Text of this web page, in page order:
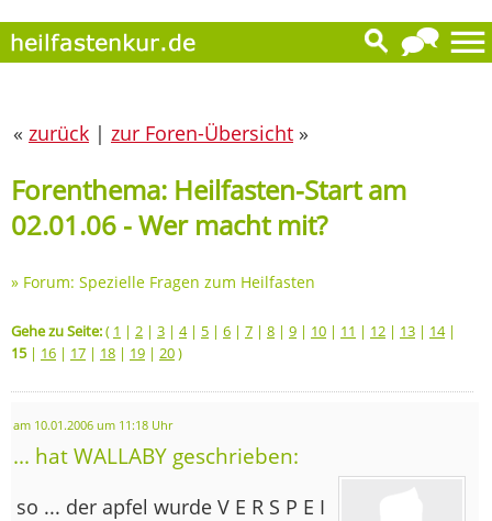
« zurück | zur Foren-Übersicht »
Forenthema: Heilfasten-Start am
02.01.06 - Wer macht mit?
» Forum: Spezielle Fragen zum Heilfasten
Gehe zu Seite:( 1 | 2 | 3 | 4| 5 | 6 | 7 | 8 | 9 | 10 | 11 | 12 | 13 | 14|
15| 16 | 17 | 18 | 19 | 20)
am 10.01.2006 um 11:18 Uhr
... hat WALLABY geschrieben:
so ... der apfel wurde V E R S P E I